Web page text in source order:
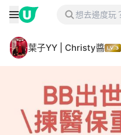
葉子YY | Christy醬